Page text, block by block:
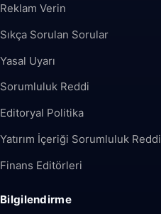
Reklam Verin
Sıkça Sorulan Sorular
Yasal Uyarı
Sorumluluk Reddi
Editoryal Politika
Yatırım İçeriği Sorumluluk Reddi
Finans Editörleri
Bilgilendirme